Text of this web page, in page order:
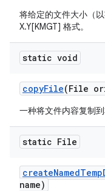
将给定的文件大小（
X.Y[KMGT] 格式。
static void
copyFile(File
一种将文件内容复制
static File
createNamedTemp
name)